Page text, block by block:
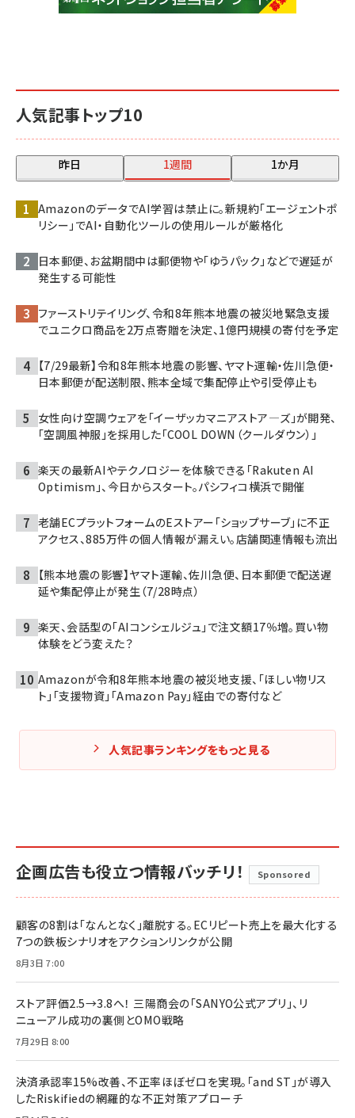
人気記事トップ10
昨日 1週間 1か月
AmazonのデータでAI学習は禁止に。新規約「エージェントポ
リシー」でAI・自動化ツールの使用ルールが厳格化
日本郵便、お盆期間中は郵便物や「ゆうパック」などで遅延が
発生する可能性
ファーストリテイリング、令和8年熊本地震の被災地緊急支援
でユニクロ商品を2万点寄贈を決定、1億円規模の寄付を予定
【7/29最新】令和8年熊本地震の影響、ヤマト運輸・佐川急便・
日本郵便が配送制限、熊本全域で集配停止や引受停止も
女性向け空調ウェアを「イーザッカマニアストア―ズ」が開発、
「空調風神服」を採用した「COOL DOWN（クールダウン）」
楽天の最新AIやテクノロジーを体験できる「Rakuten AI
Optimism」、今日からスタート。パシフィコ横浜で開催
老舗ECプラットフォームのEストアー「ショップサーブ」に不正
アクセス、885万件の個人情報が漏えい。店舗関連情報も流出
【熊本地震の影響】ヤマト運輸、佐川急便、日本郵便で配送遅
延や集配停止が発生（7/28時点）
楽天、会話型の「AIコンシェルジュ」で注文額17％増。買い物
体験をどう変えた？
Amazonが令和8年熊本地震の被災地支援、「ほしい物リス
ト」「支援物資」「Amazon Pay」経由での寄付など
人気記事ランキングをもっと見る
企画広告も役立つ情報バッチリ！ Sponsored
顧客の8割は「なんとなく」離脱する。ECリピート売上を最大化する
7つの鉄板シナリオをアクションリンクが公開
8月3日 7:00
ストア評価2.5→3.8へ！ 三陽商会の「SANYO公式アプリ」、リ
ニューアル成功の裏側とOMO戦略
7月29日 8:00
決済承認率15%改善、不正率ほぼゼロを実現。「and ST」が導入
したRiskifiedの網羅的な不正対策アプローチ